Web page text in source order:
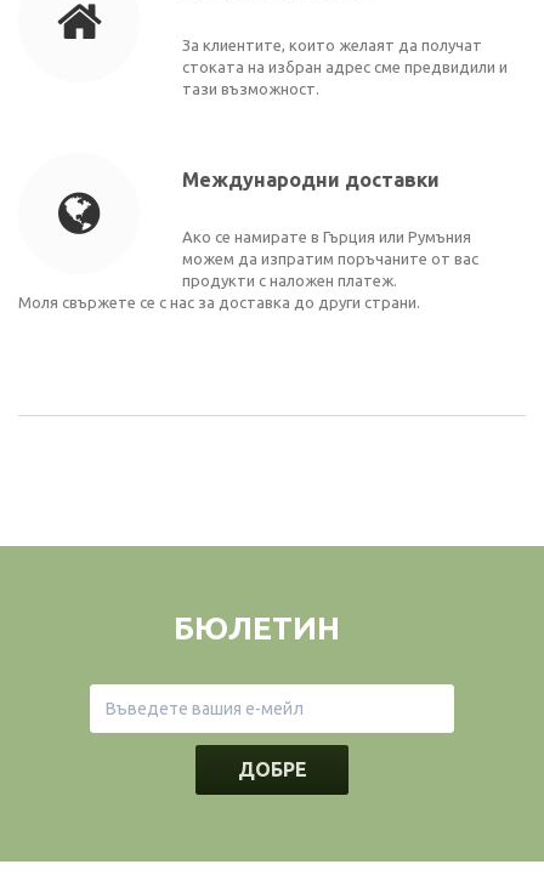
За клиентите, които желаят да получат
стоката на избран адрес сме предвидили и
тази възможност.
Международни доставки
Ако се намирате в Гърция или Румъния
можем да изпратим поръчаните от вас
продукти с наложен платеж.
Моля свържете се с нас за доставка до други страни.
БЮЛЕТИН
ДОБРЕ